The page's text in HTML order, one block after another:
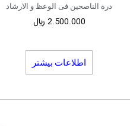
درة الناصحین فی الوعظ و الارشاد
2.500.000 ﷼
اطلاعات بیشتر